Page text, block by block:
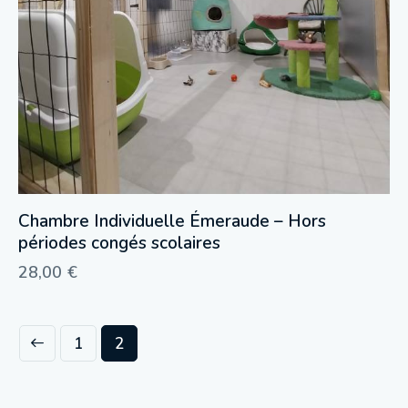
Chambre Individuelle Émeraude – Hors
périodes congés scolaires
28,00 €
1 2